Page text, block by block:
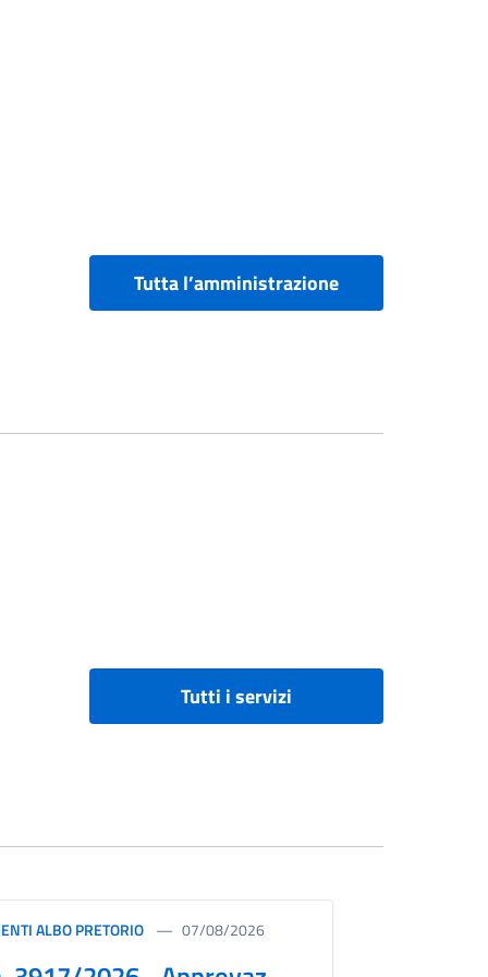
Tutta l’amministrazione
Tutti i servizi
ALBO PRETORIO 07/08/2026